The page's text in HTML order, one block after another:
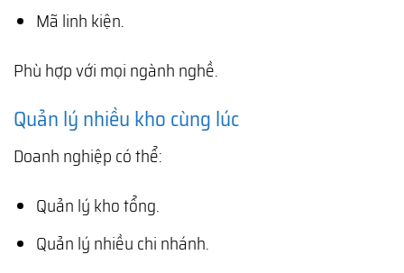
Mã linh kiện.
Phù hợp với mọi ngành nghề.
Quản lý nhiều kho cùng lúc
Doanh nghiệp có thể:
Quản lý kho tổng.
Quản lý nhiều chi nhánh.